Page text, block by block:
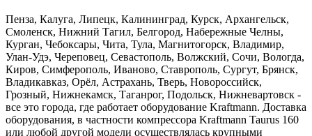
Пенза, Калуга, Липецк, Калининград, Курск, Архангельск,
Смоленск, Нижний Тагил, Белгород, Набережные Челны,
Курган, Чебоксары, Чита, Тула, Магнитогорск, Владимир,
Улан-Удэ, Череповец, Севастополь, Волжский, Сочи, Вологда,
Киров, Симферополь, Иваново, Ставрополь, Сургут, Брянск,
Владикавказ, Орёл, Астрахань, Тверь, Новороссийск,
Грозный, Нижнекамск, Таганрог, Подольск, Нижневартовск -
все это города, где работает оборудование Kraftmann. Доставка
оборудования, в частности компрессора Kraftmann Taurus 160
или любой другой модели осуществлялась крупными